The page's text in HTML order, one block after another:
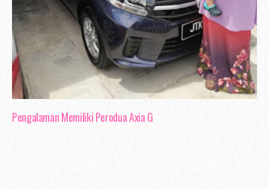
Pengalaman Memiliki Perodua Axia G